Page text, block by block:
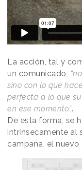
La acción, tal y
un comunicado,
sino con lo que
perfecta a lo que
en ese momento”.
De esta forma, se
intrínsecamente al
campaña, el nuevo